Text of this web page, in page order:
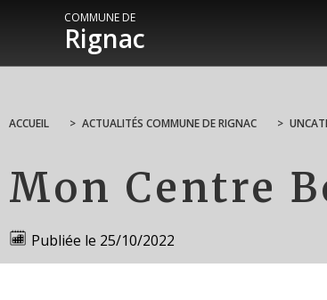
COMMUNE DE
Rignac
ACCUEIL > ACTUALITÉS COMMUNE DE RIGNAC >
Mon Centre
Publiée le 25/10/2022